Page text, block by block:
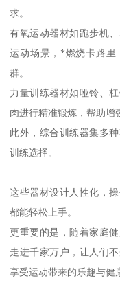
求。
有氧运动器材如跑步机
运动场景，*燃烧卡路里
群。
力量训练器材如哑铃、
肉进行精准锻炼，帮助增
此外，综合训练器集多
训练选择。
这些器材设计人性化，
都能轻松上手。
更重要的是，随着家庭
走进千家万户，让人们
享受运动带来的乐趣与健